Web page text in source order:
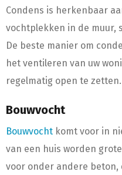
Condens is herkenbaar
vochtplekken in de muur,
De beste manier om
het ventileren van uw
regelmatig open te zetten.
Bouwvocht
Bouwvocht komt voor in
van een huis worden
voor onder andere beton,